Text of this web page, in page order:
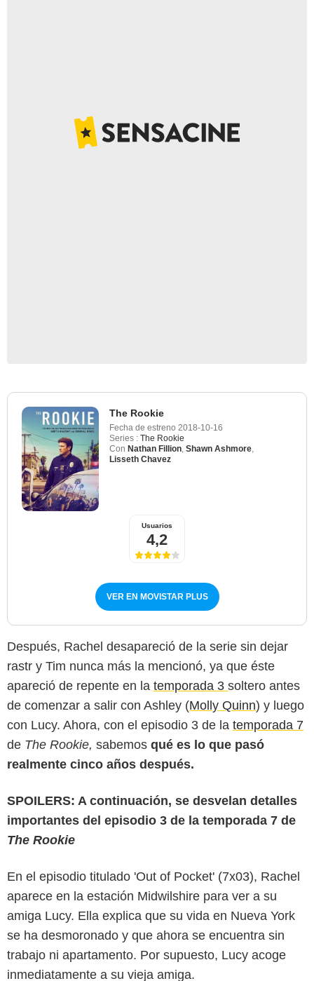
The Rookie
Fecha de estreno 2018-10-16
Series : The Rookie
Con Nathan Fillion Shawn Ashmore
Lisseth Chavez
Usuarios
4,2
VER EN MOVISTAR PLUS
Después, Rachel desapareció de la serie sin dejar
rastr y Tim nunca más la mencionó, ya que éste
apareció de repente en la temporada 3 soltero antes
de comenzar a salir con Ashley (Molly Quinn) y luego
con Lucy. Ahora, con el episodio 3 de la temporada 7
de The Rookie, sabemos qué es lo que pasó
realmente cinco años después.
SPOILERS: A continuación, se desvelan detalles
importantes del episodio 3 de la temporada 7 de
The Rookie
En el episodio titulado 'Out of Pocket' (7x03), Rachel
aparece en la estación Midwilshire para ver a su
amiga Lucy. Ella explica que su vida en Nueva York
se ha desmoronado y que ahora se encuentra sin
trabajo ni apartamento. Por supuesto, Lucy acoge
inmediatamente a su vieja amiga.